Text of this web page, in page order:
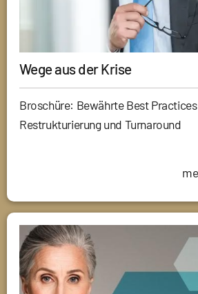
Wege aus der Krise
Broschüre: Bewährte Best
Restrukturierung und Turnaround